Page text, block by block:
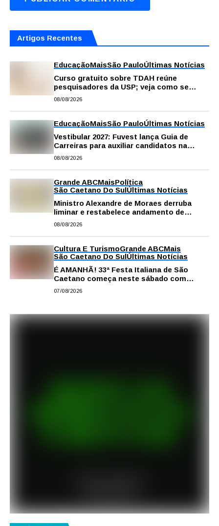
Artigos Recentes
EducaçãoMaisSão PauloÚltimas Notícias
Curso gratuito sobre TDAH reúne
pesquisadores da USP; veja como se
inscrever
08/08/2026
EducaçãoMaisSão PauloÚltimas Notícias
Vestibular 2027: Fuvest lança Guia de
Carreiras para auxiliar candidatos na
escolha da profissão
08/08/2026
Grande ABCMaisPolítica
São Caetano Do SulÚltimas Notícias
Ministro Alexandre de Moraes derruba
liminar e restabelece andamento de
comissão processante contra vereador
08/08/2026
Cultura E TurismoGrande ABCMais
São Caetano Do SulÚltimas Notícias
É AMANHÃ! 33ª Festa Italiana de São
Caetano começa neste sábado com
gastronomia, música e solidariedade
07/08/2026